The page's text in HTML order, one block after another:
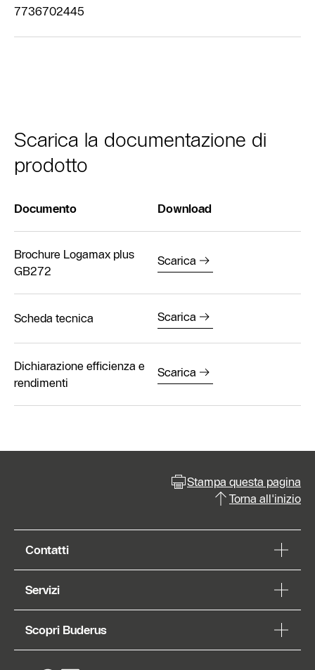
7736702445
Scarica la documentazione di
prodotto
Documento Download
Brochure Logamax plus
GB272
Scarica
Scheda tecnica Scarica
Dichiarazione efficienza e
rendimenti
Scarica
Stampa questa pagina
Torna all'inizio
Contatti
Servizi
Scopri Buderus